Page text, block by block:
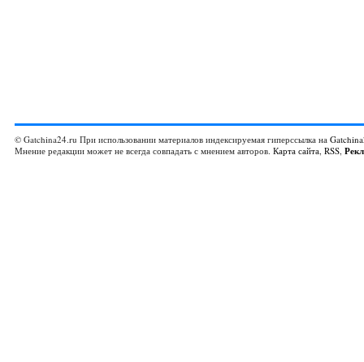
© Gatchina24.ru При использовании материалов индексируемая гиперссылка на
Мнение редакции может не всегда совпадать с мнением авторов. Карта сайта, RSS,